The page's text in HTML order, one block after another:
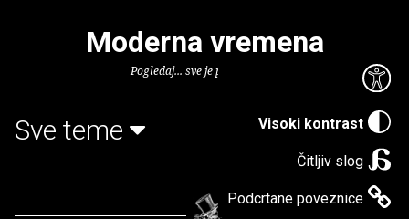
Visoki kontrast
Čitljiv slog
Podcrtane poveznice
Moderna vremena
Pogledaj... sve je puno knjiga.
Sve teme